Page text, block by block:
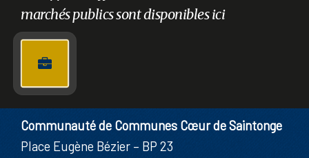
marchés publics sont disponibles ici
Communauté de Communes Cœur de Saintonge
Place Eugène Bézier – BP 23